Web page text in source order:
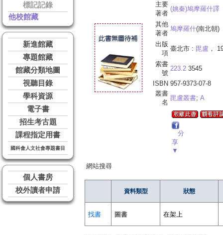
標記記錄
他校館藏
新進館藏
專題館藏
館藏分類地圖
視聽目錄
學科資源
電子書
招生考古題
課程指定用書
國科會人文社會專題書目
個人書房
校外讀者申請
主要
著者
(姚秦)鳩摩羅什譯
其他
著者
鳩摩羅什(南北朝)
出版
項
臺北市 : 毘盧 ，
索書
號
223.2 3545
ISBN 957-9373-07-8
叢書
名
毘盧叢書; A
分
享
▼
網站搜尋
資料類型 狀態
找書 圖書 在架上